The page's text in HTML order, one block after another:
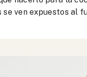
ven expuestos al